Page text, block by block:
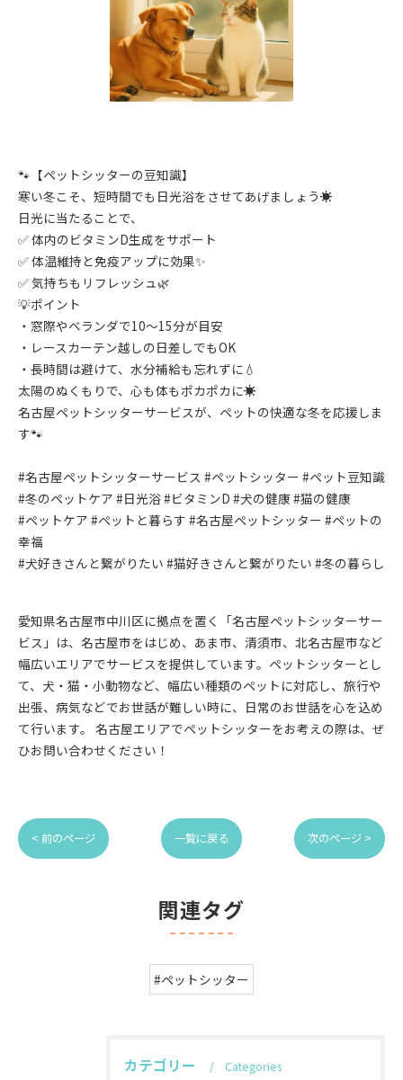
🐾【ペットシッターの豆知識】
寒い冬こそ、短時間でも日光浴をさせてあげましょう☀️
日光に当たることで、
✅ 体内のビタミンD生成をサポート
✅ 体温維持と免疫アップに効果✨
✅ 気持ちもリフレッシュ🌿
💡ポイント
・窓際やベランダで10〜15分が目安
・レースカーテン越しの日差しでもOK
・長時間は避けて、水分補給も忘れずに💧
太陽のぬくもりで、心も体もポカポカに☀️
名古屋ペットシッターサービスが、ペットの快適な冬を応援しま
す🐾
#名古屋ペットシッターサービス #ペットシッター #ペット豆知識
#冬のペットケア #日光浴 #ビタミンD #犬の健康 #猫の健康
#ペットケア #ペットと暮らす #名古屋ペットシッター #ペットの
幸福
#犬好きさんと繋がりたい #猫好きさんと繋がりたい #冬の暮らし
愛知県名古屋市中川区に拠点を置く「名古屋ペットシッターサー
ビス」は、名古屋市をはじめ、あま市、清須市、北名古屋市など
幅広いエリアでサービスを提供しています。ペットシッターとし
て、犬・猫・小動物など、幅広い種類のペットに対応し、旅行や
出張、病気などでお世話が難しい時に、日常のお世話を心を込め
て行います。 名古屋エリアでペットシッターをお考えの際は、ぜ
ひお問い合わせください！
< 前のページ 一覧に戻る 次のページ >
関連タグ
#ペットシッター
カテゴリー Categories